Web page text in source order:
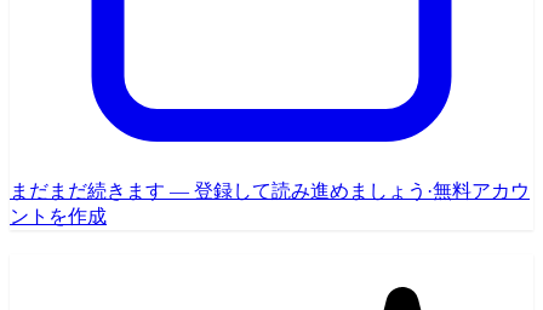
まだまだ続きます — 登録して読み進めましょう ·無料アカウ
ントを作成